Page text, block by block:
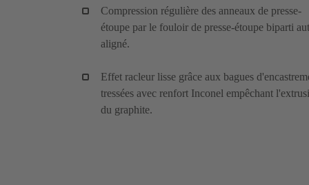
Compression régulière des anneaux de presse-
étoupe par le fouloir de presse-étoupe biparti
aligné.
Effet racleur lisse grâce aux bagues
tressées avec renfort Inconel empêchant
du graphite.